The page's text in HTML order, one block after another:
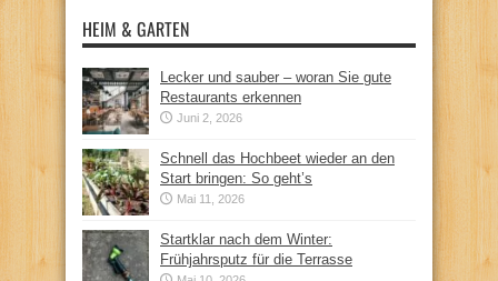
HEIM & GARTEN
Lecker und sauber – woran Sie gute
Restaurants erkennen
Juni 2, 2026
Schnell das Hochbeet wieder an den
Start bringen: So geht’s
Mai 11, 2026
Startklar nach dem Winter:
Frühjahrsputz für die Terrasse